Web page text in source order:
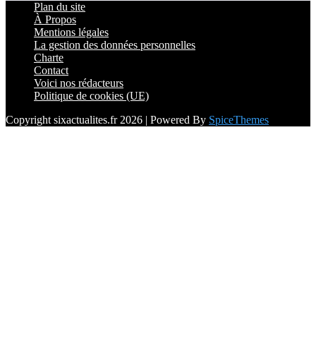
Plan du site
À Propos
Mentions légales
La gestion des données personnelles
Charte
Contact
Voici nos rédacteurs
Politique de cookies (UE)
Copyright sixactualites.fr 2026 | Powered By SpiceThemes